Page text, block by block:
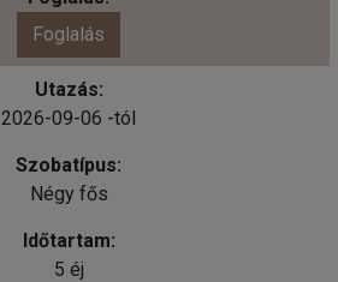
Foglalás
2026-09-06 -tól
Négy fős
5 éj